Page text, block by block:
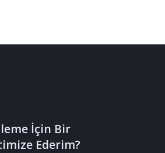
İçin Bir
Ederim?